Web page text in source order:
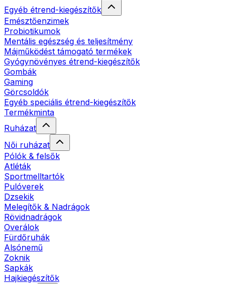
Egyéb étrend-kiegészítők
Emésztőenzimek
Probiotikumok
Mentális egészség és teljesítmény
Májműködést támogató termékek
Gyógynövényes étrend-kiegészítők
Gombák
Gaming
Görcsoldók
Egyéb speciális étrend-kiegészítők
Termékminta
Ruházat
Női ruházat
Pólók & felsők
Atléták
Sportmelltartók
Pulóverek
Dzsekik
Melegítők & Nadrágok
Rövidnadrágok
Overálok
Fürdőruhák
Alsónemű
Zoknik
Sapkák
Hajkiegészítők